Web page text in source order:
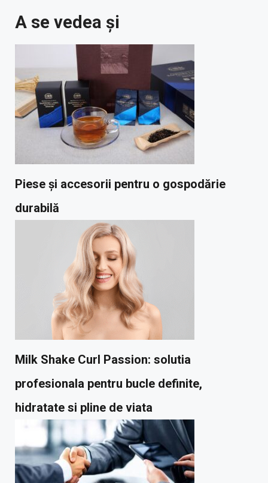
A se vedea și
Piese și accesorii pentru o gospodărie
durabilă
Milk Shake Curl Passion: solutia
profesionala pentru bucle definite,
hidratate si pline de viata